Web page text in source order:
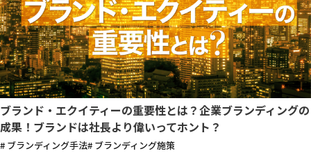
ブランド・エクイティーの重要性とは？企業ブランディングの
成果！ブランドは社長より偉いってホント？
# ブランディング手法# ブランディング施策